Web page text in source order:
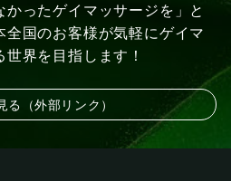
ったゲイマッサージを」と
国のお客様が気軽にゲイマ
界を目指します！
る（外部リンク）